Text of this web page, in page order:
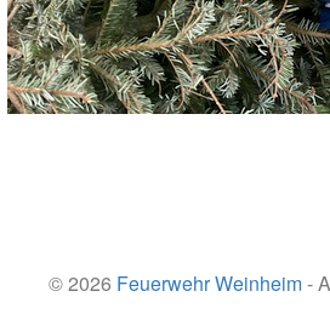
© 2026 Feuerwehr Weinheim-